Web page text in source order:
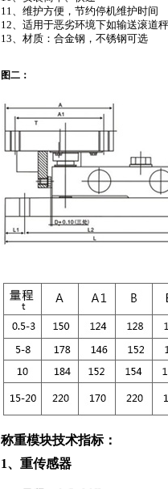
11、维护方便，节约停机维护时间
12、 适用于恶劣环境下如输送滚道
13、材质：合金钢，不锈钢可选
图二：
称重模块技术指标：
1、重传感器